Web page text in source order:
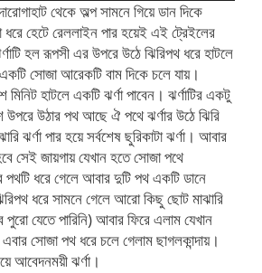
থেকে অল্প সামনে গিয়ে ডান দিকে
ধরে হেটে রেললাইন পার হয়েই এই ট্রেইলের
হল রূপসী এর উপরে উঠে ঝিরিপথ ধরে হাটলে
সোজা আরেকটি বাম দিকে চলে যায়।
হাটলে একটি ঝর্ণা পাবেন। ঝর্ণাটির একটু
উপরে উঠার পথ আছে ঐ পথে ঝর্ণার উঠে ঝিরি
ঝর্ণা পার হয়ে সর্বশেষ ছুরিকাটা ঝর্ণা। আবার
সেই জায়গায় যেখান হতে সোজা পথে
পথটি ধরে গেলে আবার দুটি পথ একটি ডানে
ধরে সামনে গেলে আরো কিছু ছোট মাঝারি
যেতে পারিনি) আবার ফিরে এলাম যেখান
সোজা পথ ধরে চলে গেলাম ছাগলকান্দায়।
আবেদনময়ী ঝর্ণা।